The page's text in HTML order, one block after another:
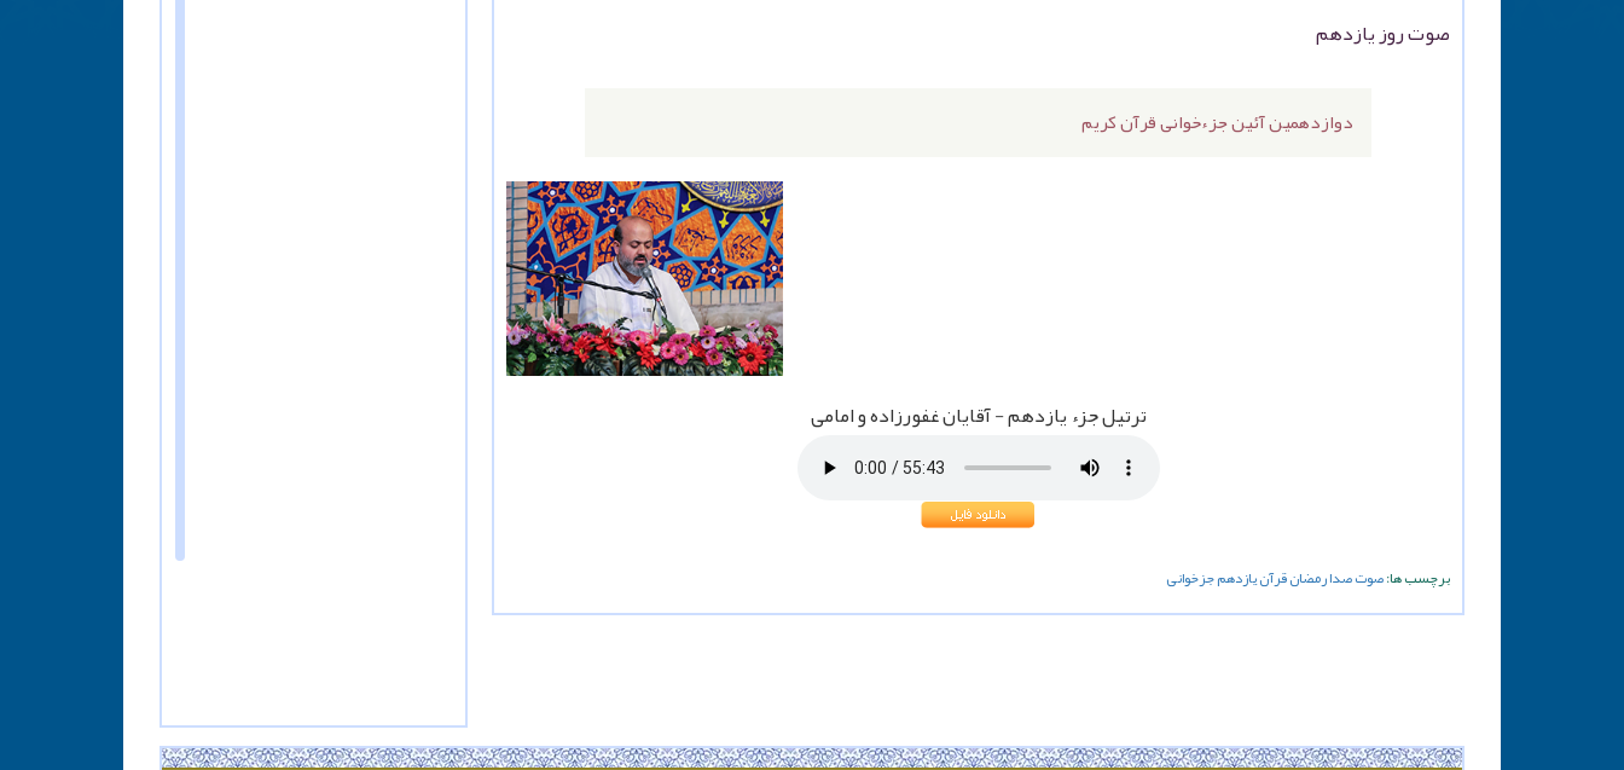
صوت روز یازدهم
دوازدهمین آئین جزءخوانی قرآن کریم
ترتیل جزء یازدهم - آقایان غفورزاده و امامی
برچسب ها:صوتصدارمضانقرآنیازدهمجزخوانی